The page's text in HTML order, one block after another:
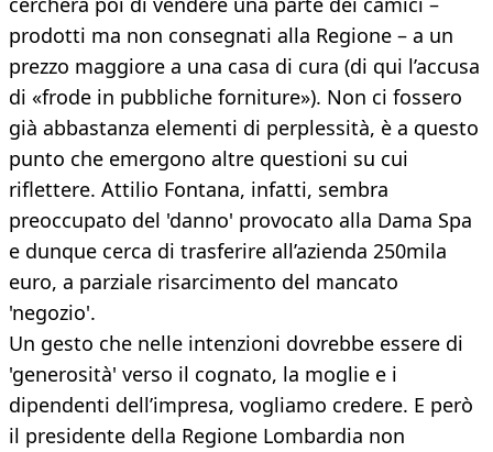
prodotti ma non consegnati alla Regione – a un
prezzo maggiore a una casa di cura (di qui l’accusa
di «frode in pubbliche forniture»). Non ci fossero
già abbastanza elementi di perplessità, è a questo
punto che emergono altre questioni su cui
riflettere. Attilio Fontana, infatti, sembra
preoccupato del 'danno' provocato alla Dama Spa
e dunque cerca di trasferire all’azienda 250mila
euro, a parziale risarcimento del mancato
'negozio'.
Un gesto che nelle intenzioni dovrebbe essere di
'generosità' verso il cognato, la moglie e i
dipendenti dell’impresa, vogliamo credere. E però
il presidente della Regione Lombardia non